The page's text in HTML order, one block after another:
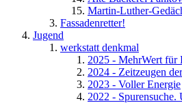
Martin-Luther-
Fassadenretter!
Jugend
werkstatt denkmal
2025 - MehrWert für
2024 - Zeitzeugen
2023 - Voller Energie
2022 - Spurensuche.